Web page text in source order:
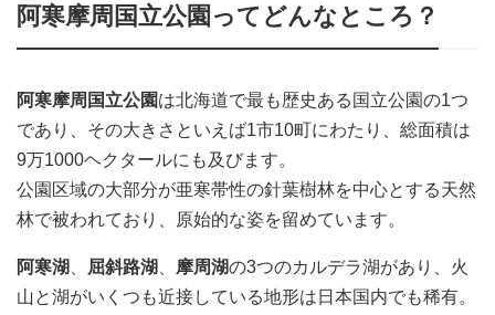
阿寒摩周国立公園ってどんなところ？
阿寒摩周国立公園は北海道で最も歴史ある国立公園の1つ
であり、その大きさといえば1市10町にわたり、総面積は
9万1000ヘクタールにも及びます。
公園区域の大部分が亜寒帯性の針葉樹林を中心とする天然
林で被われており、原始的な姿を留めています。
阿寒湖 屈斜路湖 摩周湖の3つのカルデラ湖があり、火
山と湖がいくつも近接している地形は日本国内でも稀有。